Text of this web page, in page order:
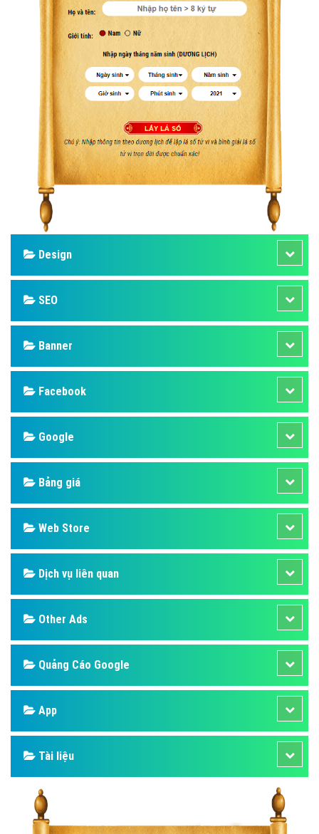
Design
SEO
Banner
Facebook
Google
Bảng giá
Web Store
Dịch vụ liên quan
Other Ads
Quảng Cáo Google
App
Tài liệu